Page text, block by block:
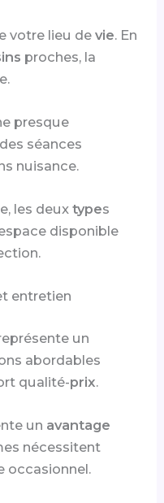
votre lieu devie. En
proches, la
presque
séances
nuisance.
les deuxtypes
disponible
entretien
un
abordables
qualité-prix.
un avantage
nécessitent
occasionnel.